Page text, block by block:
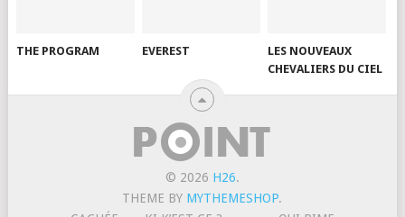
THE PROGRAM EVEREST
LES NOUVEAUX
CHEVALIERS DU CIEL
© 2026 H26.
THEME BY MYTHEMESHOP.